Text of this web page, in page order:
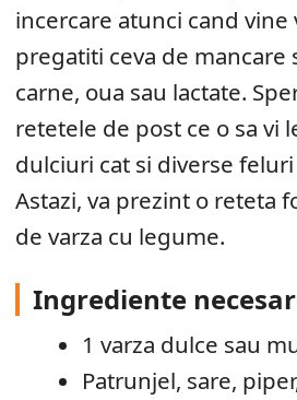
incercare atunci cand vine
pregatiti ceva de mancare
carne, oua sau lactate.
retetele de post ce o sa vi
dulciuri cat si diverse
Astazi, va prezint o reteta
de varza cu legume.
Ingrediente
1 varza dulce sau
Patrunjel, sare,